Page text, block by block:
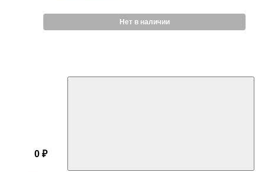
Нет в наличии
0 ₽